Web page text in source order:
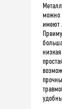
можно
имеют